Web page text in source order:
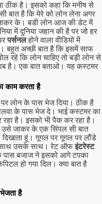
ठीक है। इसको कहा कि मनीष से
बात है कि मेरे को लोन लेना अगर
के। बडी लोन आज की डेट में
में दुनिया जहान की है पर जो हर
पर्सनलहोने वाला वीडियो में
अच्छी बात है कि इसमें साफ
रहे कि लोन चाहिए तो बड़ी लोन से
है। एक बात बताओ। यह कस्टमर
काम करता है
लोन के पास भेज दिया। ठीक है
के पास भेज दे। भाई कस्टमर का
है। इसको भी पैक कर रहा है।
उसे जाकर के एक सिंपल सी बात
हूं। गूगल पर गूगल पर लौंडे
उसके साथ। रेट ऑफइंटरेस्ट
पास बजाज ने इसको आगे टपका
हो गया दिल। क्या बात है
है